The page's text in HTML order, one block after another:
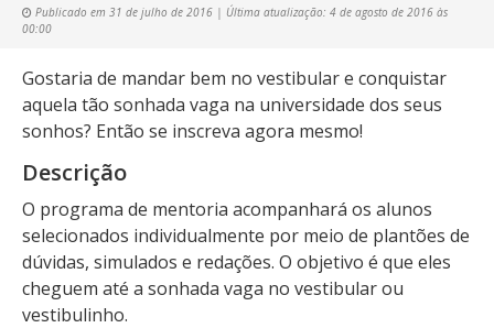
Publicado em 31 de julho de 2016 | Última atualização: 4 de agosto de 2016 às
00:00
Gostaria de mandar bem no vestibular e conquistar
aquela tão sonhada vaga na universidade dos seus
sonhos? Então se inscreva agora mesmo!
Descrição
O programa de mentoria acompanhará os alunos
selecionados individualmente por meio de plantões de
dúvidas, simulados e redações. O objetivo é que eles
cheguem até a sonhada vaga no vestibular ou
vestibulinho.